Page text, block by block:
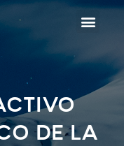
DE LA